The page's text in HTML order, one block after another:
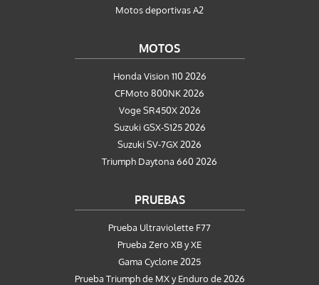
Motos deportivas A2
MOTOS
Honda Vision 110 2026
CFMoto 800NK 2026
Voge SR450X 2026
Suzuki GSX-S125 2026
Suzuki SV-7GX 2026
Triumph Daytona 660 2026
PRUEBAS
Prueba Ultraviolette F77
Prueba Zero XB y XE
Gama Cyclone 2025
Prueba Triumph de MX y Enduro de 2026